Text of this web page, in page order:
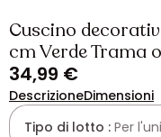
Cuscino
cm Verde Trama
34,99 €
DescrizioneDimensioni
Tipo di lotto : Per